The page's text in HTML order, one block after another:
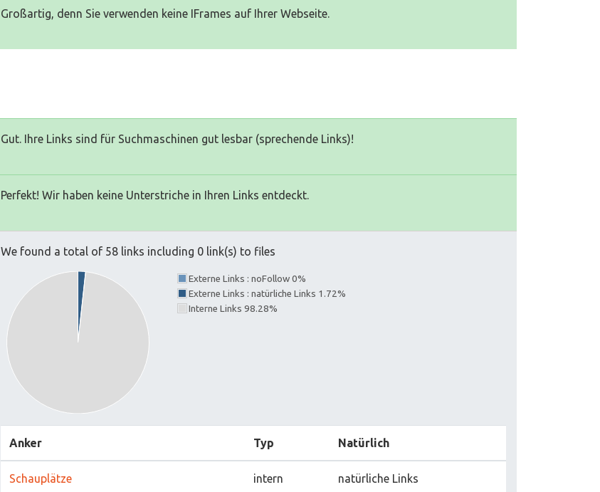
Großartig, denn Sie verwenden keine IFrames auf Ihrer Webseite.
Gut. Ihre Links sind für Suchmaschinen gut lesbar (sprechende Links)!
Perfekt! Wir haben keine Unterstriche in Ihren Links entdeckt.
We found a total of 58 links including 0 link(s) to files
Externe Links : noFollow 0%
Externe Links : natürliche Links 1.72%
Interne Links 98.28%
Anker Typ Natürlich
Schauplätze intern natürliche Links